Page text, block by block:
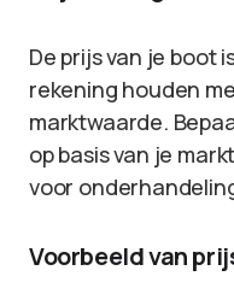
De prijs van je boot
rekening houden
marktwaarde.
op basis van je
voor
Voorbeeld van